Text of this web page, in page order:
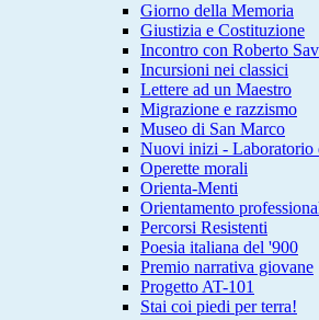
Giorno della Memoria
Giustizia e Costituzione
Incontro con Roberto
Incursioni nei classici
Lettere ad un Maestro
Migrazione e razzismo
Museo di San Marco
Nuovi inizi - Laboratorio
Operette morali
Orienta-Menti
Orientamento
Percorsi Resistenti
Poesia italiana del '900
Premio narrativa giovane
Progetto AT-101
Stai coi piedi per terra!